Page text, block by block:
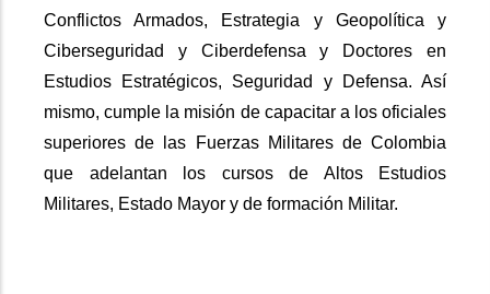
Conflictos Armados, Estrategia y Geopolítica y
Ciberseguridad y Ciberdefensa y Doctores en
Estudios Estratégicos, Seguridad y Defensa. Así
mismo, cumple la misión de capacitar a los oficiales
superiores de las Fuerzas Militares de Colombia
que adelantan los cursos de Altos Estudios
Militares, Estado Mayor y de formación Militar.